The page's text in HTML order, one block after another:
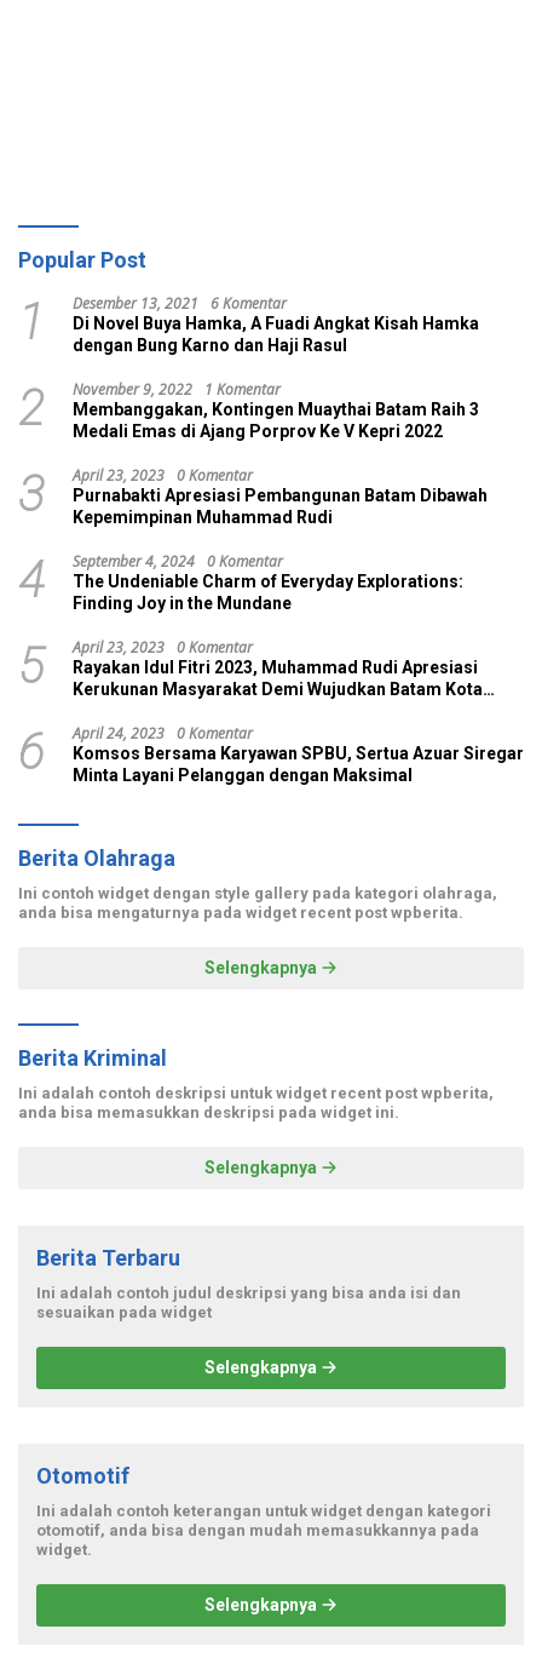
Popular Post
1 Desember 13, 2021 6 Komentar
Di Novel Buya Hamka, A Fuadi Angkat Kisah Hamka
dengan Bung Karno dan Haji Rasul
2 November 9, 2022 1 Komentar
Membanggakan, Kontingen Muaythai Batam Raih 3
Medali Emas di Ajang Porprov Ke V Kepri 2022
3 April 23, 2023 0 Komentar
Purnabakti Apresiasi Pembangunan Batam Dibawah
Kepemimpinan Muhammad Rudi
4 September 4, 2024 0 Komentar
The Undeniable Charm of Everyday Explorations:
Finding Joy in the Mundane
5 April 23, 2023 0 Komentar
Rayakan Idul Fitri 2023, Muhammad Rudi Apresiasi
Kerukunan Masyarakat Demi Wujudkan Batam Kota
6 April 24, 2023 0 Komentar
Komsos Bersama Karyawan SPBU, Sertua Azuar Siregar
Minta Layani Pelanggan dengan Maksimal
Berita Olahraga
Ini contoh widget dengan style gallery pada kategori olahraga,
anda bisa mengaturnya pada widget recent post wpberita.
Selengkapnya
Berita Kriminal
Ini adalah contoh deskripsi untuk widget recent post wpberita,
anda bisa memasukkan deskripsi pada widget ini.
Selengkapnya
Berita Terbaru
Ini adalah contoh judul deskripsi yang bisa anda isi dan
sesuaikan pada widget
Selengkapnya
Otomotif
Ini adalah contoh keterangan untuk widget dengan kategori
otomotif, anda bisa dengan mudah memasukkannya pada
widget.
Selengkapnya